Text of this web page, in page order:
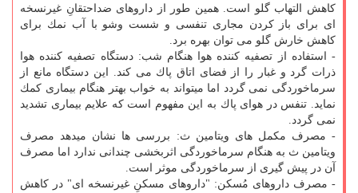
كاهش التهاب گلو است. همین طور از داروهای ضداحتقانِ غیرنسخه
ای برای باز كردن مجاری تنفسی و شست وشو با آب نمك برای
كاهش خارش گلو می توان بهره برد.
- استفاده از تصفیه كننده هوا هنگام شب: دستگاه تصفیه كننده هوا
ذرات گرد و غبار را از فضای اتاق پاك می كند. این دستگاه مانع از
سرماخوردگی نمی گردد اما میتواند به خواب بهتر هنگام بیماری كمك
نماید. تنفس در هوای پاك به این مفهوم است كه علایم بیماری تشدید
نمی گردد.
- مصرف مكمل های ویتامین ث: بررسی ها نشان میدهد مصرف
ویتامین ث به هنگام سرماخوردگی اثربخشی چندانی ندارد اما مصرف
آن در پیش گیری از سرماخوردگی موثر است.
- مصرف داروهای مُسكن: "داروهای مسكنِ غیرنسخه ای" در كاهش